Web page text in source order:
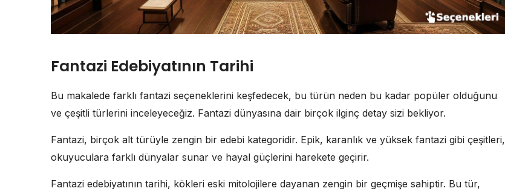
Fantazi Edebiyatının Tarihi
Bu makalede farklı fantazi seçeneklerini keşfedecek, bu türün neden bu kadar popüler olduğunu
ve çeşitli türlerini inceleyeceğiz. Fantazi dünyasına dair birçok ilginç detay sizi bekliyor.
Fantazi, birçok alt türüyle zengin bir edebi kategoridir. Epik, karanlık ve yüksek fantazi gibi çeşitleri,
okuyuculara farklı dünyalar sunar ve hayal güçlerini harekete geçirir.
Fantazi edebiyatının tarihi, kökleri eski mitolojilere dayanan zengin bir geçmişe sahiptir. Bu tür,